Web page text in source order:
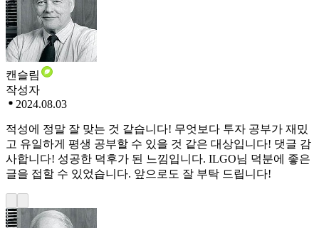
캔슬림
작성자
2024.08.03
적성에 정말 잘 맞는 것 같습니다! 무엇보다 투자 공부가 재밌
고 유일하게 평생 공부할 수 있을 것 같은 대상입니다! 댓글 감
사합니다! 성공한 덕후가 된 느낌입니다. ILGO님 덕분에 좋은
글을 접할 수 있었습니다. 앞으로도 잘 부탁 드립니다!